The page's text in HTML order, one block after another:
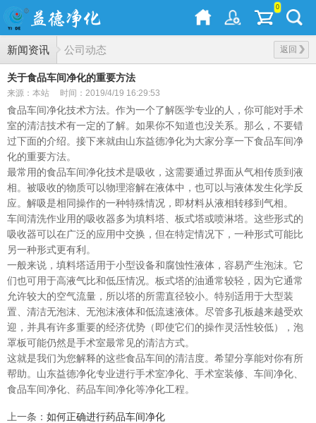
0
新闻资讯 返回
公司动态
关于食品车间净化的重要方法
来源：本站 时间：2019/4/19 16:29:53
食品车间净化技术方法。作为一个了解医学专业的人，你可能对手术
室的清洁技术有一定的了解。如果你不知道也没关系。那么，不要错
过下面的介绍。接下来就由山东益德净化为大家分享一下食品车间净
化的重要方法。
最常用的食品车间净化技术是吸收，这需要通过界面从气相传质到液
相。被吸收的物质可以物理溶解在液体中，也可以与液体发生化学反
应。解吸是相同操作的一种特殊情况，即材料从液相转移到气相。
车间清洗作业用的吸收器多为填料塔、板式塔或喷淋塔。这些形式的
吸收器可以在广泛的应用中交换，但在特定情况下，一种形式可能比
另一种形式更有利。
一般来说，填料塔适用于小型设备和腐蚀性液体，容易产生泡沫。它
们也可用于高液气比和低压情况。板式塔的油通常较轻，因为它通常
允许较大的空气流量，所以塔的所需直径较小。特别适用于大型装
置、清洁无泡沫、无泡沫液体和低流速液体。尽管多孔板越来越受欢
迎，并具有许多重要的经济优势（即使它们的操作灵活性较低），泡
罩板可能仍然是手术室最常见的清洁方式。
这就是我们为您解释的这些食品车间的清洁度。希望分享能对你有所
帮助。山东益德净化专业进行手术室净化、手术室装修、车间净化、
食品车间净化、药品车间净化等净化工程。
上一条 ： 如何正确进行药品车间净化